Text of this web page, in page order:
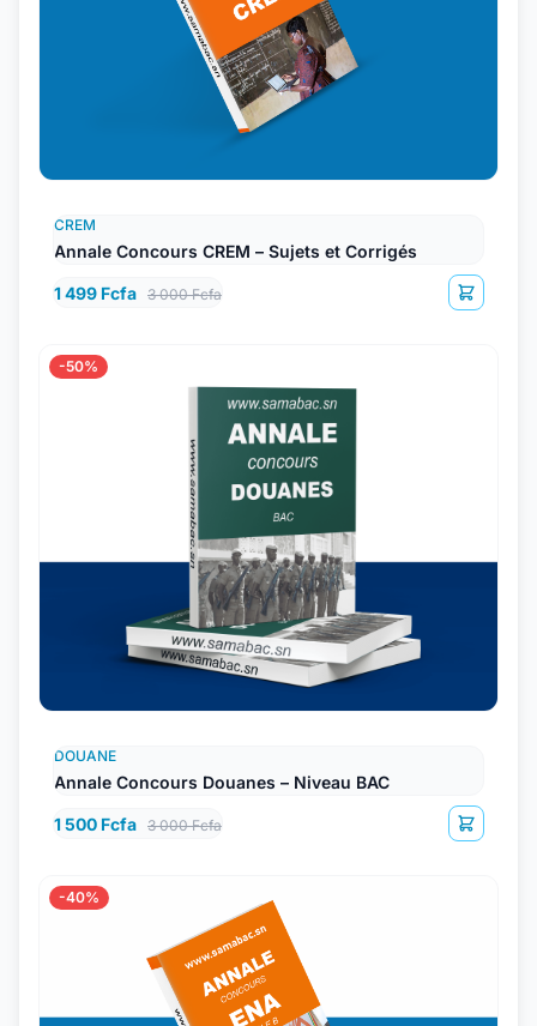
CREM
Annale Concours CREM – Sujets et Corrigés
1 499 Fcfa 3 000 Fcfa
-50%
DOUANE
Annale Concours Douanes – Niveau BAC
1 500 Fcfa 3 000 Fcfa
-40%